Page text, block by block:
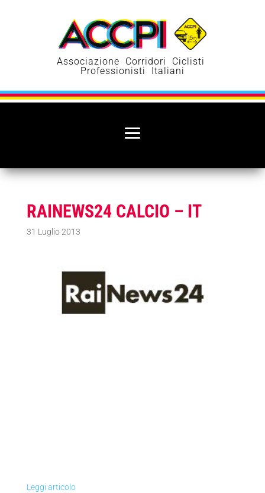
Associazione Corridori Ciclisti
Professionisti Italiani
RAINEWS24 CALCIO – IT
31 Luglio 2013
Leggi articolo